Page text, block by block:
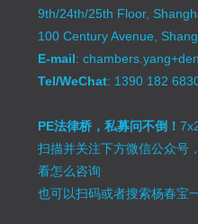
9th/24th/25th Floor,
100 Century Avenue,
E-mail:
Tel/WeChat: 1390 182
PE法律桥，私募问不倒！
扫描并关注下方微信公众号
看怎么咨询
也可以扫码或者搜索杨春宝